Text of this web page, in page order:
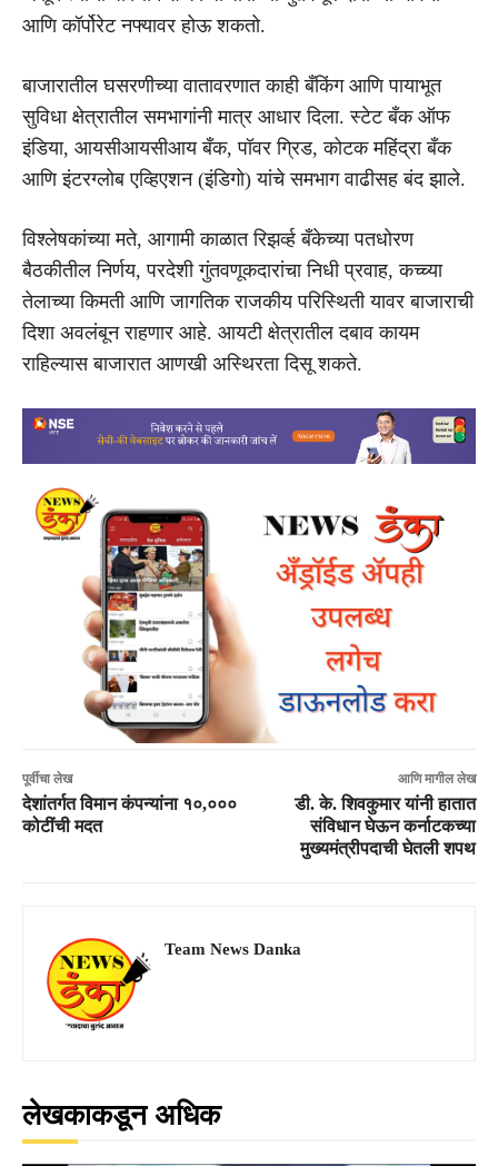
आणि कॉर्पोरेट नफ्यावर होऊ शकतो.
बाजारातील घसरणीच्या वातावरणात काही बँकिंग आणि पायाभूत
सुविधा क्षेत्रातील समभागांनी मात्र आधार दिला. स्टेट बँक ऑफ
इंडिया, आयसीआयसीआय बँक, पॉवर ग्रिड, कोटक महिंद्रा बँक
आणि इंटरग्लोब एव्हिएशन (इंडिगो) यांचे समभाग वाढीसह बंद झाले.
विश्लेषकांच्या मते, आगामी काळात रिझर्व्ह बँकेच्या पतधोरण
बैठकीतील निर्णय, परदेशी गुंतवणूकदारांचा निधी प्रवाह, कच्च्या
तेलाच्या किमती आणि जागतिक राजकीय परिस्थिती यावर बाजाराची
दिशा अवलंबून राहणार आहे. आयटी क्षेत्रातील दबाव कायम
राहिल्यास बाजारात आणखी अस्थिरता दिसू शकते.
पूर्वीचा लेख
देशांतर्गत विमान कंपन्यांना १०,०००
कोटींची मदत
आणि मागील लेख
डी. के. शिवकुमार यांनी हातात
संविधान घेऊन कर्नाटकच्या
मुख्यमंत्रीपदाची घेतली शपथ
Team News Danka
लेखकाकडून अधिक